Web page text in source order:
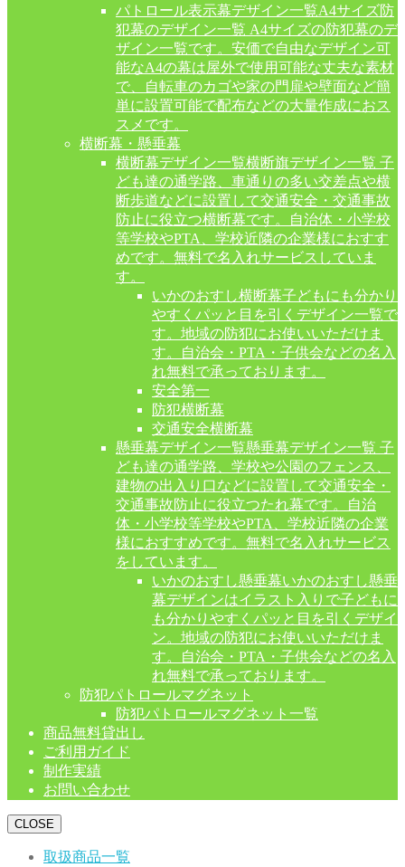
パトロール表示幕デザイン一覧A4サイズ防
犯幕のデザイン一覧 A4サイズの防犯幕のデ
ザイン一覧です。安価で自由なデザイン可
能なA4の幕は屋外で使用可能な丈夫な素材
で、自転車のカゴや家の門扉や壁面など簡
単に設置可能で配布などの大量作成におス
スメです。
横断幕・懸垂幕
横断幕デザイン一覧横断旗デザイン一覧 子
ども達の通学路、車通りの多い交差点や横
断歩道などに設置して交通安全・交通事故
防止に役立つ横断幕です。自治体・小学校
等学校やPTA、学校近隣の企業様におすす
めです。無料で名入れサービスしていま
す。
いかのおすし横断幕子どもにも分かり
やすくパッと目を引くデザイン一覧で
す。地域の防犯にお使いいただけま
す。自治会・PTA・子供会などの名入
れ無料で承っております。
安全第一
防犯横断幕
交通安全横断幕
懸垂幕デザイン一覧懸垂幕デザイン一覧 子
ども達の通学路、学校や公園のフェンス、
建物の出入り口などに設置して交通安全・
交通事故防止に役立つたれ幕です。自治
体・小学校等学校やPTA、学校近隣の企業
様におすすめです。無料で名入れサービス
をしています。
いかのおすし懸垂幕いかのおすし懸垂
幕デザインはイラスト入りで子どもに
も分かりやすくパッと目を引くデザイ
ン。地域の防犯にお使いいただけま
す。自治会・PTA・子供会などの名入
れ無料で承っております。
防犯パトロールマグネット
防犯パトロールマグネット一覧
商品無料貸出し
ご利用ガイド
制作実績
お問い合わせ
CLOSE
取扱商品一覧